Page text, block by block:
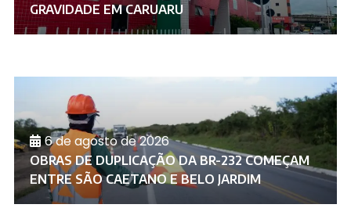
GRAVIDADE EM CARUARU
6 de agosto de 2026
OBRAS DE DUPLICAÇÃO DA BR-232 COMEÇAM
ENTRE SÃO CAETANO E BELO JARDIM